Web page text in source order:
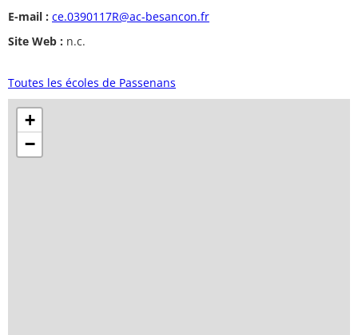
E-mail : ce.0390117R@ac-besancon.fr
Site Web : n.c.
Toutes les écoles de Passenans
+
−